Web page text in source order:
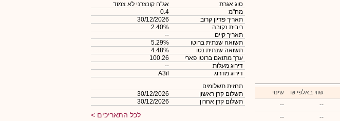
₪ שווי באלפי
שינוי
--
--
--
--
סוג אגרת
אג"ח קונצרני לא צמוד
מח"מ
0.4
תאריך פדיון קרוב
30/12/2026
ריבית נקובה
2.40%
תאריך קיים
--
תשואה שנתית ברוטו
5.29%
תשואה שנתית נטו
4.48%
ערך מתואם ברוטו פארי
100.26
דירוג מעלות
--
דירוג מדרוג
A3il
תחזית תשלומים
תשלום קרן ראשון
30/12/2026
תשלום קרן אחרון
30/12/2026
לכל התאריכים